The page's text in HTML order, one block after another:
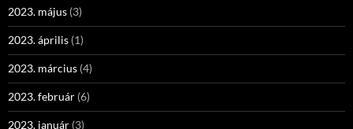
2023. május (3)
2023. április (1)
2023. március (4)
2023. február (6)
2023. január (3)